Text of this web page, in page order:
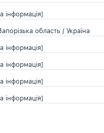
інформація]
область / Україна
інформація]
інформація]
інформація]
інформація]